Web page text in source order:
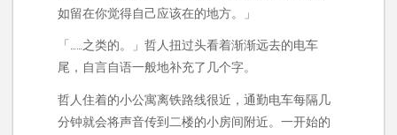
如留在你觉得自己应该在的地方。」
「……之类的。」哲人扭过头看着渐渐远去的电车
尾，自言自语一般地补充了几个字。
哲人住着的小公寓离铁路线很近，通勤电车每隔几
分钟就会将声音传到二楼的小房间附近。一开始的